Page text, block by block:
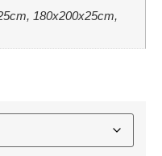
180x200x25cm,